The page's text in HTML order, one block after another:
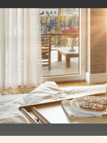
DE(€)